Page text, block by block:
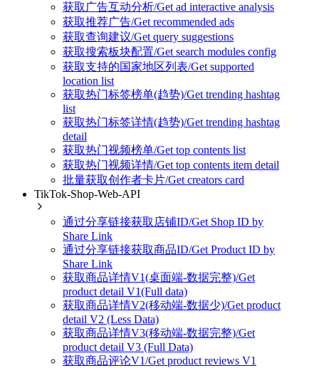
获取广告互动分析/Get ad interactive analysis
获取推荐广告/Get recommended ads
获取查询建议/Get query suggestions
获取搜索板块配置/Get search modules config
获取支持的国家地区列表/Get supported
location list
获取热门标签榜单(趋势)/Get trending hashtag
list
获取热门标签详情(趋势)/Get trending hashtag
detail
获取热门视频榜单/Get top contents list
获取热门视频详情/Get top contents item detail
批量获取创作者卡片/Get creators card
TikTok-Shop-Web-API
通过分享链接获取店铺ID/Get Shop ID by
Share Link
通过分享链接获取商品ID/Get Product ID by
Share Link
获取商品详情V1(桌面端-数据完整)/Get
product detail V1(Full data)
获取商品详情V2(移动端-数据少)/Get product
detail V2 (Less Data)
获取商品详情V3(移动端-数据完整)/Get
product detail V3 (Full Data)
获取商品评论V1/Get product reviews V1